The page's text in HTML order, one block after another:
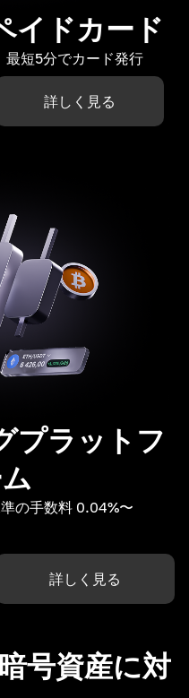
イドカード
短5分でカード発行
詳しく見る
プラットフ
の手数料 0.04%〜
詳しく見る
号資産に対